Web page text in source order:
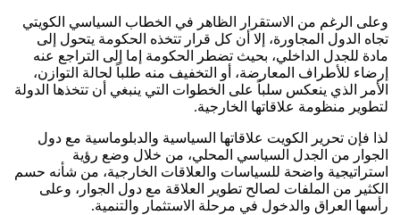
وعلى الرغم من الاستقرار الظاهر في الخطاب السياسي الكويتي
تجاه الدول المجاورة، إلا أن كل قرار تتخذه الحكومة يتحول إلى
مادة للجدل الداخلي، بحيث تضطر الحكومة إما إلى التراجع عنه
إرضاء للأطراف المعارضة، أو التخفيف منه طلباً لحالة التوازن،
الأمر الذي ينعكس سلباً على الخطوات التي ينبغي أن تتخذها الدولة
لتطوير منظومة علاقاتها الخارجية.
لذا فإن تحرير الكويت علاقاتها السياسية والدبلوماسية مع دول
الجوار من الجدل السياسي المحلي، من خلال وضع رؤية
استراتيجية واضحة للسياسات والعلاقات الخارجية، من شأنه حسم
الكثير من الملفات لصالح تطوير العلاقة مع دول الجوار، وعلى
رأسها العراق والدخول في مرحلة الاستثمار والتنمية.